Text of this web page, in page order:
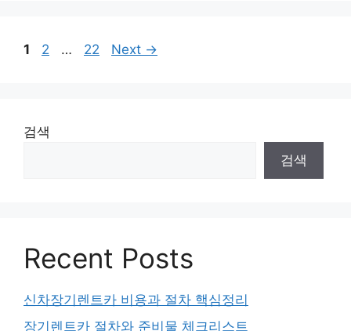
Page
1 Page
2 … Page
22 Next →
검색
검색
Recent Posts
신차장기렌트카 비용과 절차 핵심정리
장기렌트카 절차와 준비물 체크리스트